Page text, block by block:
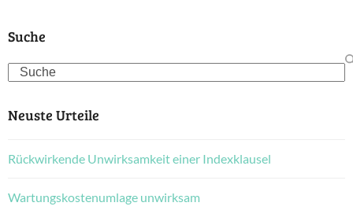
Suche
Search
Neuste Urteile
Rückwirkende Unwirksamkeit einer Indexklausel
Wartungskostenumlage unwirksam